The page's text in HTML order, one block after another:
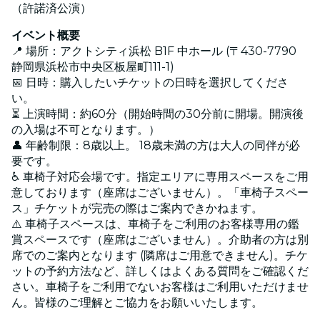
（許諾済公演）
イベント概要
📍 場所：アクトシティ浜松 B1F 中ホール (〒430-7790
静岡県浜松市中央区板屋町111-1)
📅 日時：購入したいチケットの日時を選択してくださ
い。
⏳ 上演時間：約60分（開始時間の30分前に開場。開演後
の入場は不可となります。）
👤 年齢制限：8歳以上。 18歳未満の方は大人の同伴が必
要です。
♿ 車椅子対応会場です。指定エリアに専用スペースをご用
意しております（座席はございません）。「車椅子スペー
ス」チケットが完売の際はご案内できかねます。
⚠️ 車椅子スペースは、車椅子をご利用のお客様専用の鑑
賞スペースです（座席はございません）。介助者の方は別
席でのご案内となります (隣席はご用意できません)。チケ
ットの予約方法など、詳しくはよくある質問をご確認くだ
さい。車椅子をご利用でないお客様はご利用いただけませ
ん。皆様のご理解とご協力をお願いいたします。